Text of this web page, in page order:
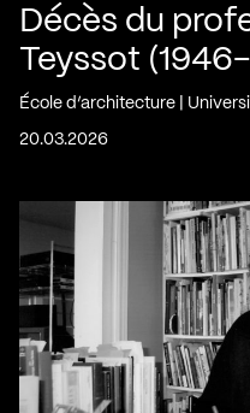
Décès du
Teyssot
École d’architecture |
20.03.2026